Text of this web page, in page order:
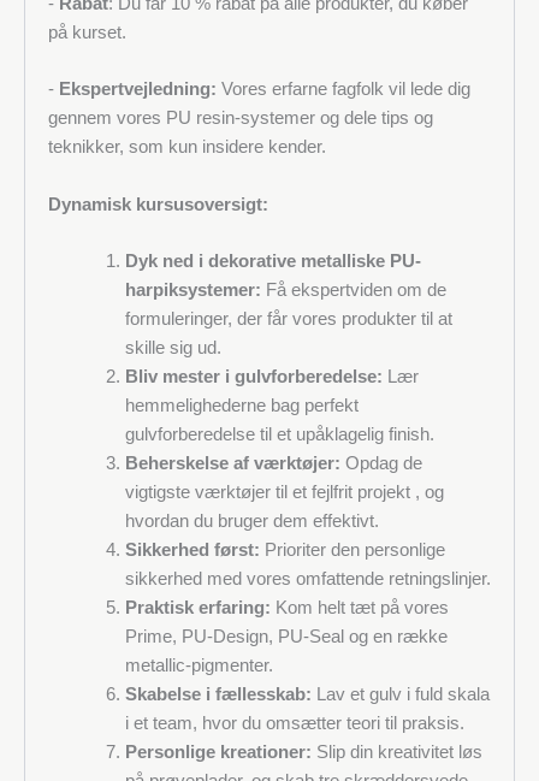
på kurset.
- Ekspertvejledning: Vores erfarne fagfolk vil lede dig
gennem vores PU resin-systemer og dele tips og
teknikker, som kun insidere kender.
Dynamisk kursusoversigt:
Dyk ned i dekorative metalliske PU-
harpiksystemer: Få ekspertviden om de
formuleringer, der får vores produkter til at
skille sig ud.
Bliv mester i gulvforberedelse: Lær
hemmelighederne bag perfekt
gulvforberedelse til et upåklagelig finish.
Beherskelse af værktøjer: Opdag de
vigtigste værktøjer til et fejlfrit projekt , og
hvordan du bruger dem effektivt.
Sikkerhed først: Prioriter den personlige
sikkerhed med vores omfattende retningslinjer.
Praktisk erfaring: Kom helt tæt på vores
Prime, PU-Design, PU-Seal og en række
metallic-pigmenter.
Skabelse i fællesskab: Lav et gulv i fuld skala
i et team, hvor du omsætter teori til praksis.
Personlige kreationer: Slip din kreativitet løs